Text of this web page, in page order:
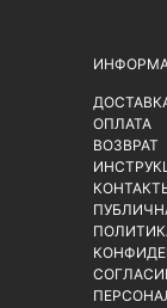
ОПЛАТА
ВОЗВРАТ